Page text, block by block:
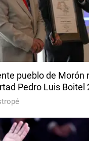
pueblo de Morón
Pedro Luis Boitel